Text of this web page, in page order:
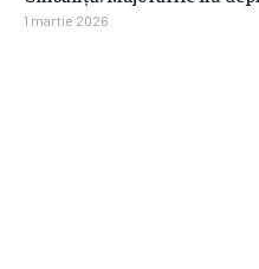
1 martie 2026